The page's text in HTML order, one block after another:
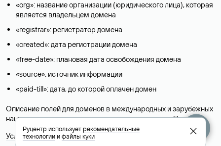
«org»: название организации (юридического лица), которая
является владельцем домена
«registrar»: регистратор домена
«created»: дата регистрации домена
«free-date»: плановая дата освобождения домена
«source»: источник информации
«paid-till»: дата, до которой оплачен домен
Описание полей для доменов в международных и зарубежных
национальных доменах представлены в разделе «Помощь».
Условия использования Whois-сервиса
Руцентр используетрекомендательные
технологииифайлы куки